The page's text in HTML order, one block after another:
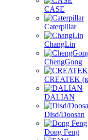
CASE
Caterpillar
ChangLin
ChengGong
CREATEK
DALIAN
Disd/Doosan
Dong Feng